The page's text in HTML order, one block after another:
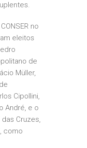
no
eleitos
de
Müller,
Cipollini,
André, e o
Cruzes,
como